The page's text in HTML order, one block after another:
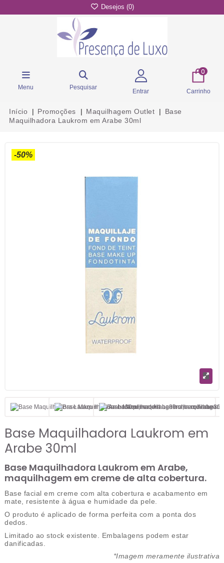
Desejos (0)
Menu Pesquisar
Entrar
0
Carrinho
Início Promoções Maquilhagem Outlet
Base
Maquilhadora Laukrom em Arabe 30ml
-50%
Base Maquilhadora Laukrom em
Arabe 30ml
Base Maquilhadora Laukrom em Arabe,
maquilhagem em creme de alta cobertura.
Base facial em creme com alta cobertura e acabamento em
mate, resistente à água e humidade da pele.
O produto é aplicado de forma perfeita com a ponta dos
dedos.
Limitado ao stock existente. Embalagens podem estar
danificadas.
*Imagem meramente ilustrativa